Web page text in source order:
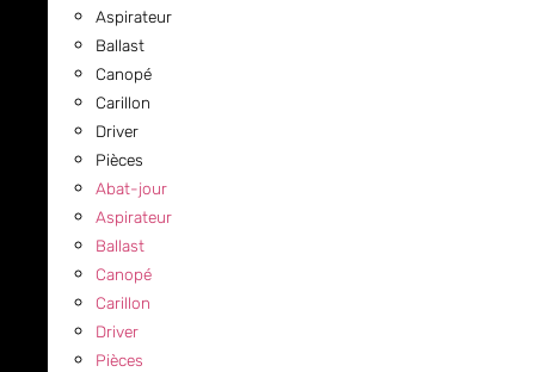
Aspirateur
Ballast
Canopé
Carillon
Driver
Pièces
Abat-jour
Aspirateur
Ballast
Canopé
Carillon
Driver
Pièces